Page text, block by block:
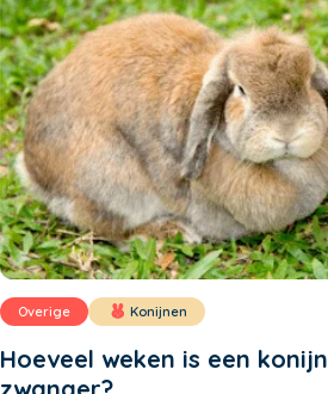
Overige Konijnen
Hoeveel weken is een konijn